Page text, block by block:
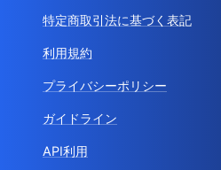
特定商取引法に基づく表記
利用規約
プライバシーポリシー
ガイドライン
API利用